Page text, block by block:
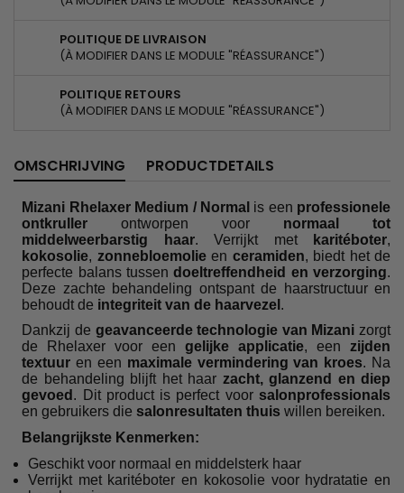
POLITIQUE DE LIVRAISON
(À MODIFIER DANS LE MODULE "RÉASSURANCE")
POLITIQUE RETOURS
(À MODIFIER DANS LE MODULE "RÉASSURANCE")
OMSCHRIJVING PRODUCTDETAILS
Mizani Rhelaxer Medium / Normal is een professionele
ontkruller ontworpen voor normaal tot
middelweerbarstig haar. Verrijkt met karitéboter,
kokosolie, zonnebloemolieen ceramiden, biedt het de
perfecte balans tussendoeltreffendheid en verzorging.
Deze zachte behandeling ontspant de haarstructuur en
behoudt de integriteit van de haarvezel .
Dankzij de geavanceerde technologie van Mizani zorgt
de Rhelaxer voor eengelijke applicatie, eenzijden
textuur en een maximale vermindering van kroes. Na
de behandeling blijft het haar zacht, glanzend en diep
gevoed . Dit product is perfect voor salonprofessionals
en gebruikers die salonresultaten thuis willen bereiken.
Belangrijkste Kenmerken:
Geschikt voor normaal en middelsterk haar
Verrijkt met karitéboter en kokosolie voor hydratatie en